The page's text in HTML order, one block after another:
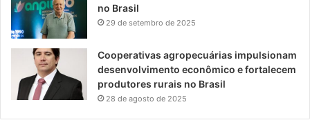
no Brasil
29 de setembro de 2025
Cooperativas agropecuárias impulsionam
desenvolvimento econômico e fortalecem
produtores rurais no Brasil
28 de agosto de 2025